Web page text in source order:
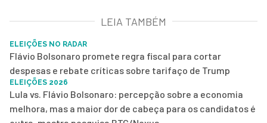
LEIA TAMBÉM
ELEIÇÕES NO RADAR
Flávio Bolsonaro promete regra fiscal para cortar
despesas e rebate críticas sobre tarifaço de Trump
ELEIÇÕES 2026
Lula vs. Flávio Bolsonaro: percepção sobre a economia
melhora, mas a maior dor de cabeça para os candidatos é